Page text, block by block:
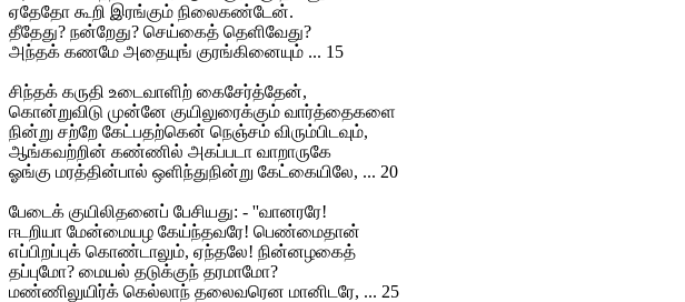
ஏதேதோ கூறி இரங்கும் நிலைகண்டேன்.
தீதேது? நன்றேது? செய்கைத் தெளிவேது?
அந்தக் கணமே அதையுங் குரங்கினையும் ... 15
சிந்தக் கருதி உடைவாளிற் கைசேர்த்தேன்,
கொன்றுவிடு முன்னே குயிலுரைக்கும் வார்த்தைகளை
நின்று சற்றே கேட்பதற்கென் நெஞ்சம் விரும்பிடவும்,
ஆங்கவற்றின் கண்ணில் அகப்படா வாறாருகே
ஓங்கு மரத்தின்பால் ஒளிந்துநின்று கேட்கையிலே, ... 20
பேடைக் குயிலிதனைப் பேசியது: - ''வானரரே!
ஈடறியா மேன்மையழ கேய்ந்தவரே! பெண்மைதான்
எப்பிறப்புக் கொண்டாலும், ஏந்தலே! நின்னழகைத்
தப்புமோ? மையல் தடுக்குந் தரமாமோ?
மண்ணிலுயிர்க் கெல்லாந் தலைவரென மானிடரே, ... 25